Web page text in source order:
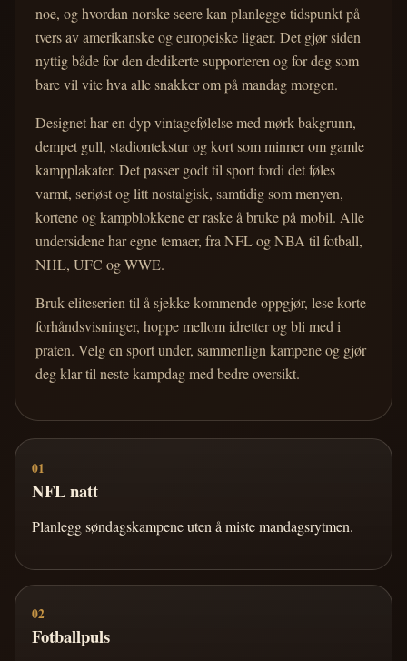
noe, og hvordan norske seere kan planlegge tidspunkt på
tvers av amerikanske og europeiske ligaer. Det gjør siden
nyttig både for den dedikerte supporteren og for deg som
bare vil vite hva alle snakker om på mandag morgen.
Designet har en dyp vintagefølelse med mørk bakgrunn,
dempet gull, stadiontekstur og kort som minner om gamle
kampplakater. Det passer godt til sport fordi det føles
varmt, seriøst og litt nostalgisk, samtidig som menyen,
kortene og kampblokkene er raske å bruke på mobil. Alle
undersidene har egne temaer, fra NFL og NBA til fotball,
NHL, UFC og WWE.
Bruk eliteserien til å sjekke kommende oppgjør, lese korte
forhåndsvisninger, hoppe mellom idretter og bli med i
praten. Velg en sport under, sammenlign kampene og gjør
deg klar til neste kampdag med bedre oversikt.
01
NFL natt
Planlegg søndagskampene uten å miste mandagsrytmen.
02
Fotballpuls